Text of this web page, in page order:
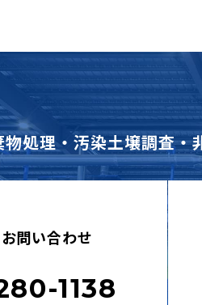
処理・汚染土壌調査・
問い合わせ
1138